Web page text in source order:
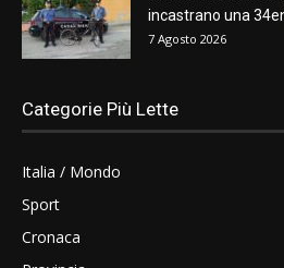
incastrano una
7 Agosto 2026
Categorie Più Lette
Italia / Mondo
Sport
Cronaca